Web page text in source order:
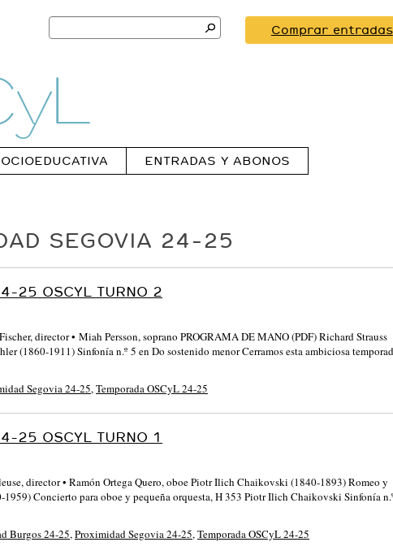
Search
for:
Comprar entradas
ENTRADAS Y ABONOS
SEGOVIA 24-25
25 OSCYL TURNO 2
director • Miah Persson, soprano PROGRAMA DE MANO (PDF) Richard Strauss
(1860-1911) Sinfonía n.º 5 en Do sostenido menor Cerramos esta ambiciosa
Segovia 24-25, Temporada OSCyL 24-25
25 OSCYL TURNO 1
director • Ramón Ortega Quero, oboe Piotr Ilich Chaikovski (1840-1893) Romeo y
Concierto para oboe y pequeña orquesta, H 353 Piotr Ilich Chaikovski Sinfonía
Burgos 24-25,Proximidad Segovia 24-25,Temporada OSCyL 24-25